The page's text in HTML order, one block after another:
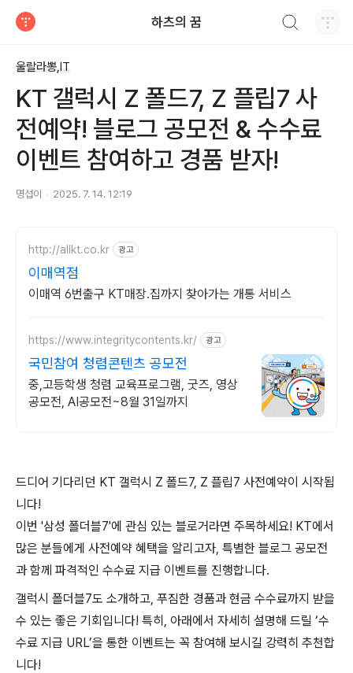
하츠의 꿈
울랄라뽕,IT
KT 갤럭시 Z 폴드7, Z 플립7 사
전예약! 블로그 공모전 & 수수료
이벤트 참여하고 경품 받자!
명섭이 2025. 7. 14. 12:19
http://allkt.co.kr 광고
이매역점
이매역 6번출구 KT매장.집까지 찾아가는 개통 서비스
https://www.integritycontents.kr/ 광고
국민참여 청렴콘텐츠 공모전
중,고등학생 청렴 교육프로그램, 굿즈, 영상
공모전, AI공모전~8월 31일까지
드디어 기다리던 KT 갤럭시 Z 폴드7, Z 플립7 사전예약이 시작됩
니다!
이번 '삼성 폴더블7'에 관심 있는 블로거라면 주목하세요! KT에서
많은 분들에게 사전예약 혜택을 알리고자, 특별한 블로그 공모전
과 함께 파격적인 수수료 지급 이벤트를 진행합니다.
갤럭시 폴더블7도 소개하고, 푸짐한 경품과 현금 수수료까지 받을
수 있는 좋은 기회입니다! 특히, 아래에서 자세히 설명해 드릴 ‘수
수료 지급 URL’을 통한 이벤트는 꼭 참여해 보시길 강력히 추천합
니다!